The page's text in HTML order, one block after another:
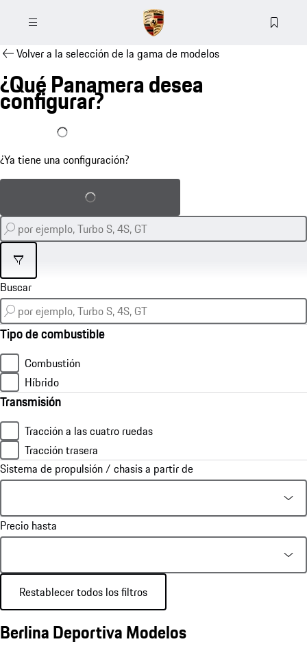
Volver a la selección de la gama de modelos
¿Qué Panamera desea
configurar?
Ya tengo una configuración
¿Ya tiene una configuración?
Cargar configuración guardada
Filtro
Tipo de combustible
Combustión
Híbrido
Transmisión
Tracción a las cuatro ruedas
Tracción trasera
Sistema de propulsión / chasis a partir de
Precio hasta
Restablecer todos los filtros
Berlina Deportiva Modelos